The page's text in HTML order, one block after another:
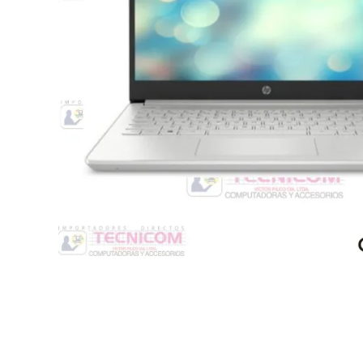
Monitores y TV
Suministros de Impresión
Accesorios y Periféricos
Protección Eléctrica
Software